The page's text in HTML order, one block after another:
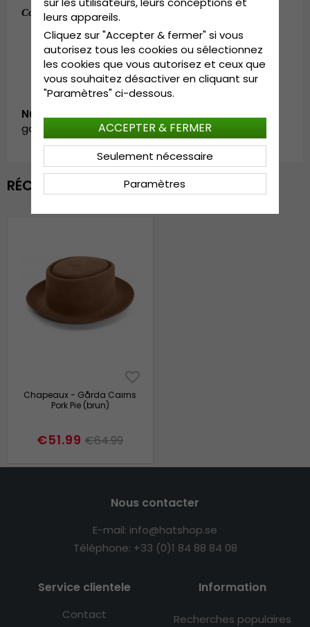
Composition: 100 % laine.
Numéro d’article:
garda.cairns.porkpie.brown
RÉCEMMENT VU
Chapeaux - Gårda Cairns
Pork Pie (brun)
€51.99 €64.99
Nous contacter
E-mail: info@hatshop.se
Téléphone: +33 (0)1 84 88 84 08
Service clientele
Contact
Information
Recherches populaires
leurs appareils.
Cliquez sur "Accepter & fermer" si vous
autorisez tous les cookies ou sélectionnez
les cookies que vous autorisez et ceux que
vous souhaitez désactiver en cliquant sur
"Paramètres" ci-dessous.
Paramètres
Seulement nécessaire
ACCEPTER & FERMER